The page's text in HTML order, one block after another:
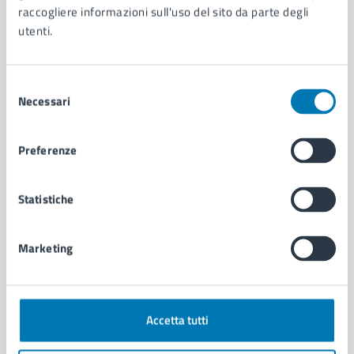
raccogliere informazioni sull'uso del sito da parte degli
utenti.
delNecessari
Preferenze
Statistiche
Marketing
Accetta tutti